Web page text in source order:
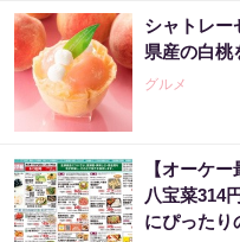
シャトレ
県産の白桃
グルメ
【オーケ
八宝菜314
にぴったり